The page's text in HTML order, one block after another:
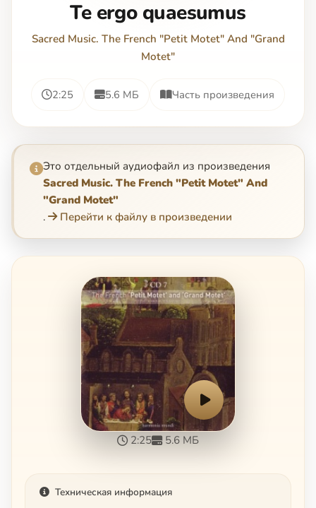
Te ergo quaesumus
Sacred Music. The French "Petit Motet" And "Grand
Motet"
2:25 5.6 МБ Часть произведения
Это отдельный аудиофайл из произведения
Sacred Music. The French "Petit Motet" And
"Grand Motet"
.
Перейти к файлу в произведении
2:25 5.6 МБ
Техническая информация